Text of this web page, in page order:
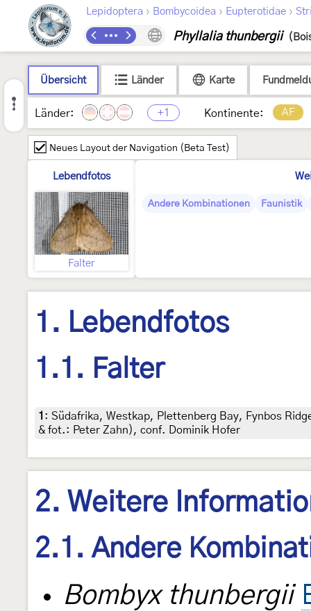
Lepidoptera › Bombycoidea › Eupterotidae ›
Phyllalia thunbergii
Übersicht Länder Karte
Länder: +1 Kontinente: AF
Neues Layout der Navigation (Beta Test)
Lebendfotos
Falter
Andere Kombinationen Faunistik
1. Lebendfotos
1.1. Falter
1 : Südafrika, Westkap, Plettenberg Bay, Fynbos
& fot.: Peter Zahn), conf. Dominik Hofer
2. Weitere
2.1. Andere
Bombyx thunbergii